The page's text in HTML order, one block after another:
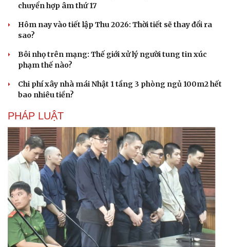
chuyển hợp âm thứ 17
Hôm nay vào tiết lập Thu 2026: Thời tiết sẽ thay đổi ra
sao?
Bôi nhọ trên mạng: Thế giới xử lý người tung tin xúc
phạm thế nào?
Chi phí xây nhà mái Nhật 1 tầng 3 phòng ngủ 100m2 hết
bao nhiêu tiền?
PHÁP LUẬT